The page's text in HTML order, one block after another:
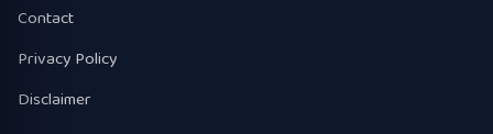
Contact
Privacy Policy
Disclaimer